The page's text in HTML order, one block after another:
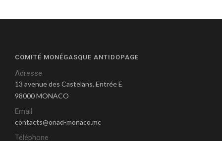
COMITÉ MONÉGASQUE ANTIDOPAGE
Adresse
13 avenue des Castelans, Entrée E
98000 MONACO
Email
contacts@onad-monaco.mc
Téléphone